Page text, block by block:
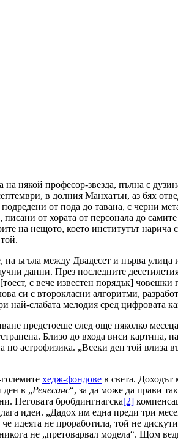
някой професор-звезда, пълна с
в долния Манхатън, аз бях
от пода до тавана, с черни
от хората от персонала до
на нещото, което институтът нарича
на ъгъла между Двадесет и първа
данни. През последните
с вече известен порядък]
си с второкласни алгоритми,
най-слабата мелодия сред цифровата
предстоеше след още няколко
Близо до входа виси картина,
по астрофизика. „Всеки ден той
хедж-фондове в света. Доходът
ден в „Ренесанс“, за да може да прави
Неговата бробдингнагска[2]
идеи. „Дадох им една преди три
идеята не проработила, той не
не „претоварвал модела“. Щом